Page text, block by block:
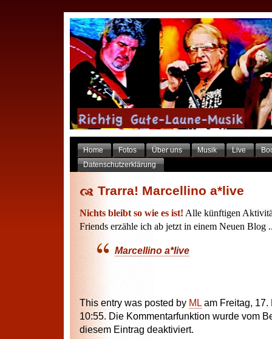
Home Fotos Über uns Musik Live
Datenschutzerklärung
Trarra! Marcellino a*live
Nichts bleibt so wie es ist! Alle künftigen
Friends erzähle ich ab jetzt in einem Neuen Blog
Marcellino a*live
This entry was posted by ML am Freitag, 17.
10:55. Die Kommentarfunktion wurde vom
diesem Eintrag deaktiviert.